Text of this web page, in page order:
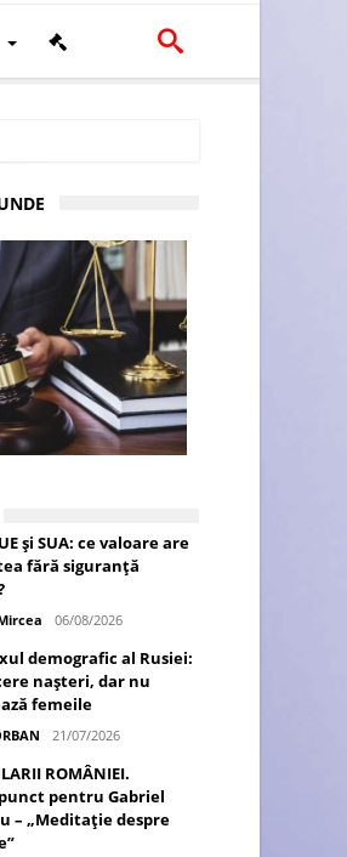
în U.E.
și SUA: ce valoare are
fără siguranță
06/08/2026
demografic al Rusiei:
nașteri, dar nu
femeile
21/07/2026
ROMÂNIEI.
pentru Gabriel
– „Meditație despre